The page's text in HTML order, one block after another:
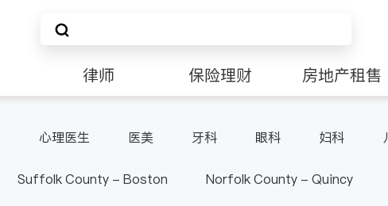
律师 保险理财 房地产租售
心理医生 医美 牙科 眼科 妇科
Suffolk County - Boston Norfolk County - Quincy